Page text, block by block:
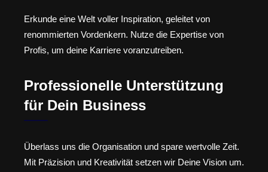
Erkunde eine Welt voller Inspiration, geleitet von
renommierten Vordenkern. Nutze die Expertise von
Profis, um deine Karriere voranzutreiben.
Professionelle Unterstützung
für Dein Business
Überlass uns die Organisation und spare wertvolle Zeit.
Mit Präzision und Kreativität setzen wir Deine Vision um.